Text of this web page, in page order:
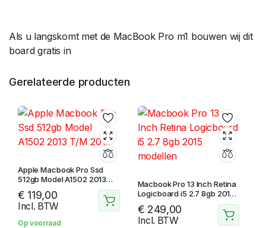
Als u langskomt met de MacBook Pro m1 bouwen wij dit
board gratis in
Gerelateerde producten
Apple Macbook Pro Ssd
512gb Model A1502 2013
€ 119,00
Incl. BTW
Op voorraad
Macbook Pro 13 Inch Retina
Logicboard i5 2.7 8gb 2015
€ 249,00
Incl. BTW